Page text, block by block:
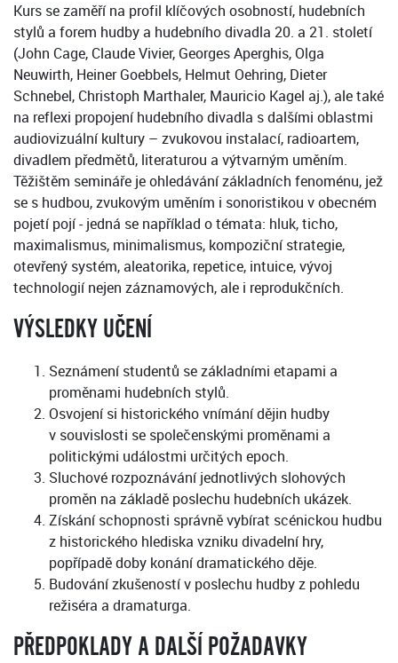
Kurs se zaměří na profil klíčových osobností, hudebních
stylů a forem hudby a hudebního divadla 20. a 21. století
(John Cage, Claude Vivier, Georges Aperghis, Olga
Neuwirth, Heiner Goebbels, Helmut Oehring, Dieter
Schnebel, Christoph Marthaler, Mauricio Kagel aj.), ale také
na reflexi propojení hudebního divadla s dalšími oblastmi
audiovizuální kultury – zvukovou instalací, radioartem,
divadlem předmětů, literaturou a výtvarným uměním.
Těžištěm semináře je ohledávání základních fenoménu, jež
se s hudbou, zvukovým uměním i sonoristikou v obecném
pojetí pojí - jedná se například o témata: hluk, ticho,
maximalismus, minimalismus, kompoziční strategie,
otevřený systém, aleatorika, repetice, intuice, vývoj
technologií nejen záznamových, ale i reprodukčních.
VÝSLEDKY UČENÍ
Seznámení studentů se základními etapami a
proměnami hudebních stylů.
Osvojení si historického vnímání dějin hudby
v souvislosti se společenskými proměnami a
politickými událostmi určitých epoch.
Sluchové rozpoznávání jednotlivých slohových
proměn na základě poslechu hudebních ukázek.
Získání schopnosti správně vybírat scénickou hudbu
z historického hlediska vzniku divadelní hry,
popřípadě doby konání dramatického děje.
Budování zkušeností v poslechu hudby z pohledu
režiséra a dramaturga.
PŘEDPOKLADY A DALŠÍ POŽADAVKY